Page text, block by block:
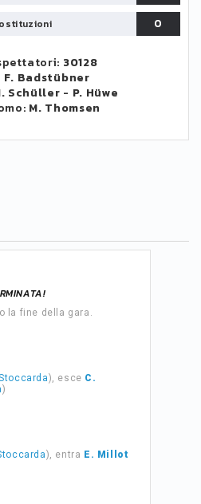
0
30128
F. Badstübner
Schüller - P. Hüwe
M. Thomsen
la fine della gara.
), esce C.
)
), entra E. Millot